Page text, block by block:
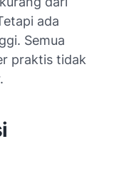
ada
Semua
praktis tidak